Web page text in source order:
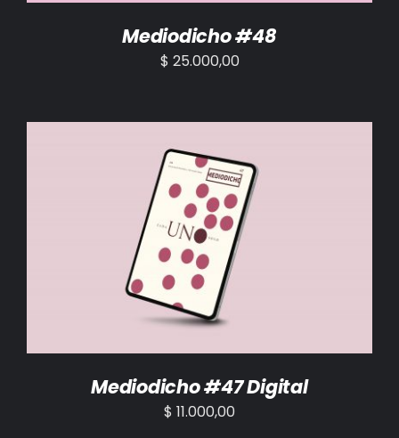
Mediodicho #48
$ 25.000,00
AÑADIR AL CARRITO /
Mediodicho #47 Digital
$ 11.000,00